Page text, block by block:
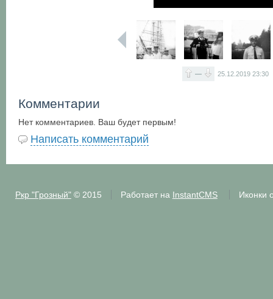
— 25.12.2019 23:30
Комментарии
Нет комментариев. Ваш будет первым!
Написать комментарий
Ркр "Грозный"© 2015 Работает на InstantCMS Иконки